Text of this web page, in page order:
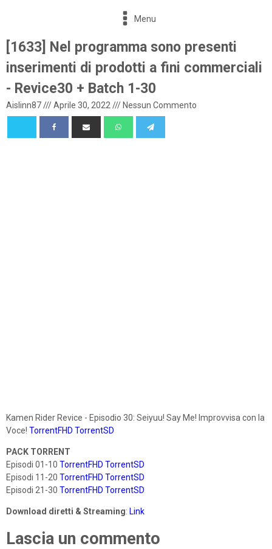
Menu
[1633] Nel programma sono presenti
inserimenti di prodotti a fini commerciali
- Revice30 + Batch 1-30
Aislinn87///Aprile 30, 2022 /// Nessun Commento
Kamen Rider Revice - Episodio 30: Seiyuu! Say Me! Improvvisa con la
Voce! TorrentFHD TorrentSD
PACK TORRENT
Episodi 01-10 TorrentFHD TorrentSD
Episodi 11-20 TorrentFHD TorrentSD
Episodi 21-30 TorrentFHD TorrentSD
Download diretti & Streaming: Link
Lascia un commento